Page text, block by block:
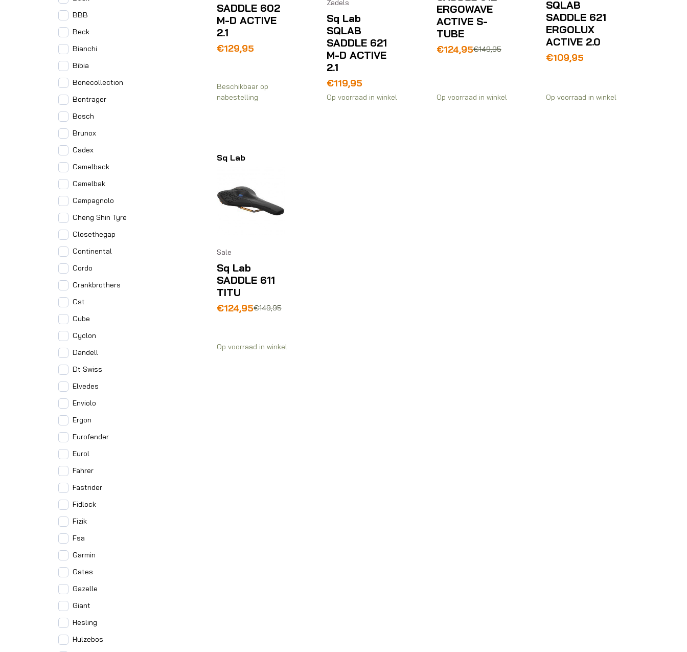
BBB
Beck
Bianchi
Bibia
Bonecollection
Bontrager
Bosch
Brunox
Cadex
Camelback
Camelbak
Campagnolo
Cheng Shin Tyre
Closethegap
Continental
Cordo
Crankbrothers
Cst
Cube
Cyclon
Dandell
Dt Swiss
Elvedes
Enviolo
Ergon
Eurofender
Eurol
Fahrer
Fastrider
Fidlock
Fizik
Fsa
Garmin
Gates
Gazelle
Giant
Hesling
Hulzebos
SADDLE 602
M-D ACTIVE
2.1
€129,95
Beschikbaar op
nabestelling
Zadels
Sq Lab
SQLAB
SADDLE 621
M-D ACTIVE
2.1
€119,95
Op voorraad in winkel
ERGOWAVE
ACTIVE S-
TUBE
€149,95
Oorspronkelijke
€124,95
Huidige
Op voorraad in winkel
SQLAB
SADDLE 621
ERGOLUX
ACTIVE 2.0
€109,95
Op voorraad in winkel
Sq Lab
Sale
Sq Lab
SADDLE 611
TITU
€149,95
Oorspronkelijke
€124,95
Huidige
Op voorraad in winkel